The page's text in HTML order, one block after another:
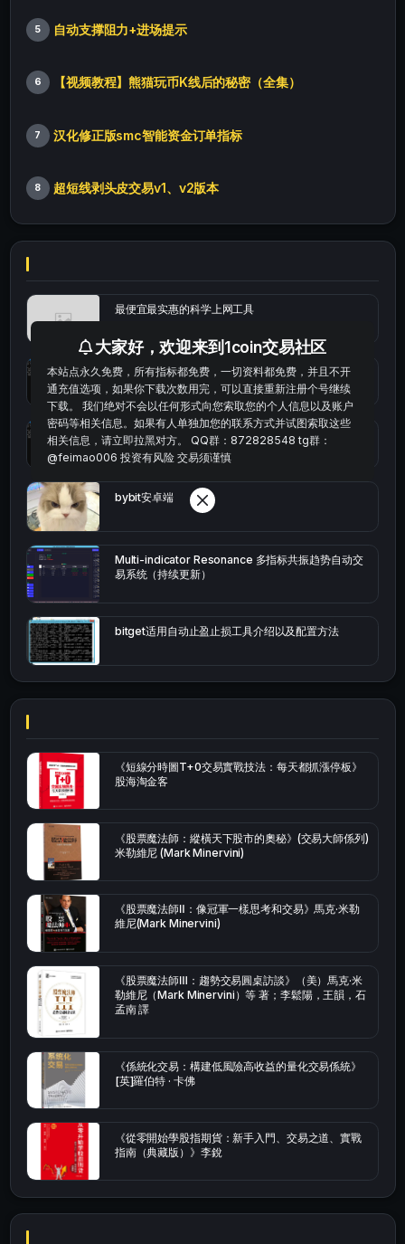
5 自动支撑阻力+进场提示
6 【视频教程】熊猫玩币K线后的秘密（全集）
7 汉化修正版smc智能资金订单指标
8 超短线剥头皮交易v1、v2版本
最便宜最实惠的科学上网工具
统计涨跌幅的python代码
okx的短线量化的免费版本
bybit安卓端
Multi-indicator Resonance 多指标共振趋势自动交
易系统（持续更新）
bitget适用自动止盈止损工具介绍以及配置方法
《短線分時圖T+0交易實戰技法：每天都抓漲停板》
股海淘金客
《股票魔法師：縱橫天下股市的奧秘》(交易大師係列)
米勒維尼 (Mark Minervini)
《股票魔法師Ⅱ：像冠軍一樣思考和交易》馬克·米勒
維尼(Mark Minervini)
《股票魔法師Ⅲ：趨勢交易圓桌訪談》（美）馬克·米
勒維尼（Mark Minervini）等 著；李鬆陽，王韻，石
孟南 譯
《係統化交易：構建低風險高收益的量化交易係統》
[英]羅伯特 · 卡佛
《從零開始學股指期貨：新手入門、交易之道、實戰
指南（典藏版）》李銳
大家好，欢迎来到1coin交易社区
本站点永久免费，所有指标都免费，一切资料都免费，并且不开
通充值选项，如果你下载次数用完，可以直接重新注册个号继续
下载。 我们绝对不会以任何形式向您索取您的个人信息以及账户
密码等相关信息。如果有人单独加您的联系方式并试图索取这些
相关信息，请立即拉黑对方。 QQ群：872828548 tg群：
@feimao006 投资有风险 交易须谨慎